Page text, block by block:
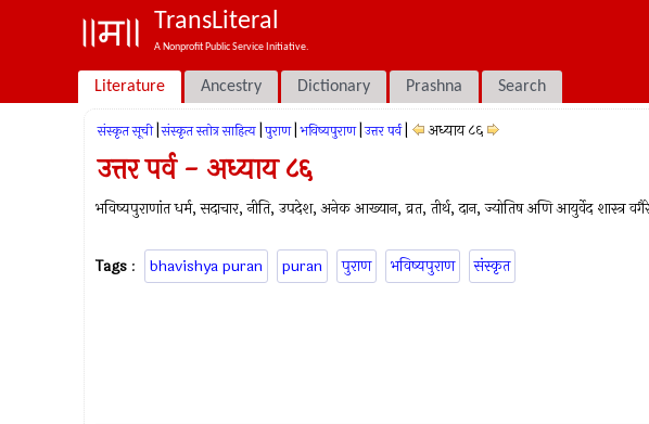
TransLiteral
A Nonprofit Public Service Initiative.
Literature Ancestry Dictionary Prashna Search
संस्कृत सूची संस्कृत स्तोत्र साहित्य पुराण भविष्यपुराण उत्तर पर्व अध्याय ८६
उत्तर पर्व - अध्याय ८६
भविष्यपुराणांत धर्म, सदाचार, नीति, उपदेश, अनेक आख्यान, व्रत, तीर्थ, दान, ज्योतिष अणि आयुर्वेद शास्त्र
Tags : bhavishya puran puran पुराण भविष्यपुराण संस्कृत